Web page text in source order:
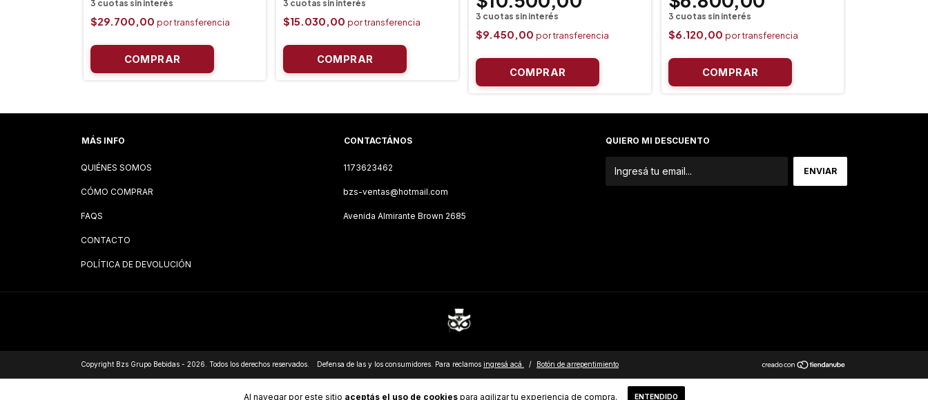
Al navegar por este sitio aceptás el uso de cookiespara agilizar tu experiencia de compra. ENTENDIDO
$29.700,00 $15.030,00
$9.450,00 $6.120,00
MÁS INFO
QUIÉNES SOMOS
CÓMO COMPRAR
FAQS
CONTACTO
POLÍTICA DE DEVOLUCIÓN
CONTACTÁNOS
1173623462
bzs-ventas@hotmail.com
Avenida Almirante Brown 2685
QUIERO MI DESCUENTO
Copyright Bzs Grupo Bebidas - 2026. Todos los derechos reservados. Defensa de las y los consumidores. Para reclamos ingresá acá. / Botón de arrepentimiento